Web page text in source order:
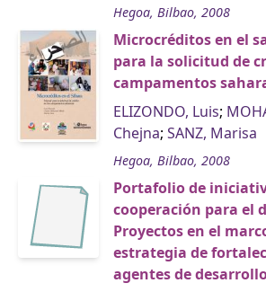
Hegoa, Bilbao, 2008
Microcréditos en el
para la solicitud de
campamentos
ELIZONDO, Luis;
Chejna; SANZ, Marisa
Hegoa, Bilbao, 2008
Portafolio de
cooperación para el
Proyectos en el
estrategia de
agentes de